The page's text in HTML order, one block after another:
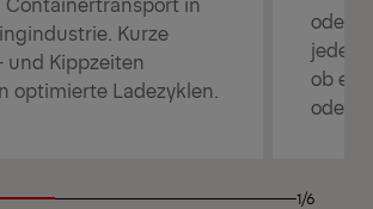
Kurze
und Kippzeiten
optimierte Ladezyklen.
oder
jeden
ob es
oder
1/6